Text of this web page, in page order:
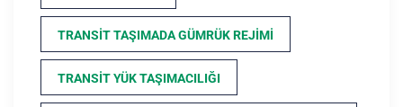
TRANSIT TAŞIMADA GÜMRÜK REJIMI
TRANSIT YÜK TAŞIMACILIĞI